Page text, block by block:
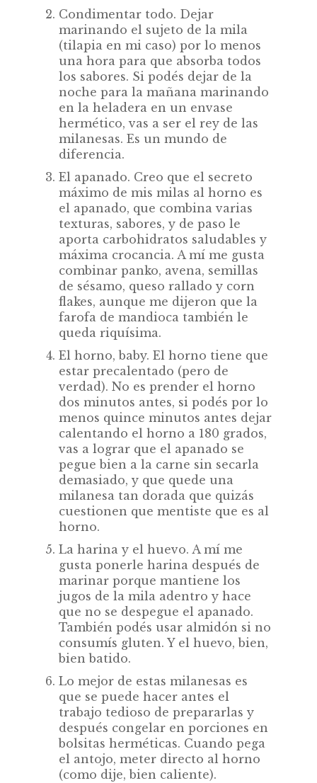
Condimentar todo. Dejar
marinando el sujeto de la mila
(tilapia en mi caso) por lo menos
una hora para que absorba todos
los sabores. Si podés dejar de la
noche para la mañana marinando
en la heladera en un envase
hermético, vas a ser el rey de las
milanesas. Es un mundo de
diferencia.
El apanado. Creo que el secreto
máximo de mis milas al horno es
el apanado, que combina varias
texturas, sabores, y de paso le
aporta carbohidratos saludables y
máxima crocancia. A mí me gusta
combinar panko, avena, semillas
de sésamo, queso rallado y corn
flakes, aunque me dijeron que la
farofa de mandioca también le
queda riquísima.
El horno, baby. El horno tiene que
estar precalentado (pero de
verdad). No es prender el horno
dos minutos antes, si podés por lo
menos quince minutos antes dejar
calentando el horno a 180 grados,
vas a lograr que el apanado se
pegue bien a la carne sin secarla
demasiado, y que quede una
milanesa tan dorada que quizás
cuestionen que mentiste que es al
horno.
La harina y el huevo. A mí me
gusta ponerle harina después de
marinar porque mantiene los
jugos de la mila adentro y hace
que no se despegue el apanado.
También podés usar almidón si no
consumís gluten. Y el huevo, bien,
bien batido.
Lo mejor de estas milanesas es
que se puede hacer antes el
trabajo tedioso de prepararlas y
después congelar en porciones en
bolsitas herméticas. Cuando pega
el antojo, meter directo al horno
(como dije, bien caliente).